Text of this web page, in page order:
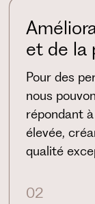
et de la
Pour des
nous
répondant
élevée,
qualité
02